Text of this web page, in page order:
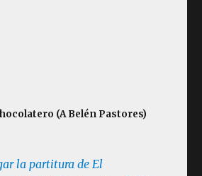
(A Belén Pastores)
la partitura de El